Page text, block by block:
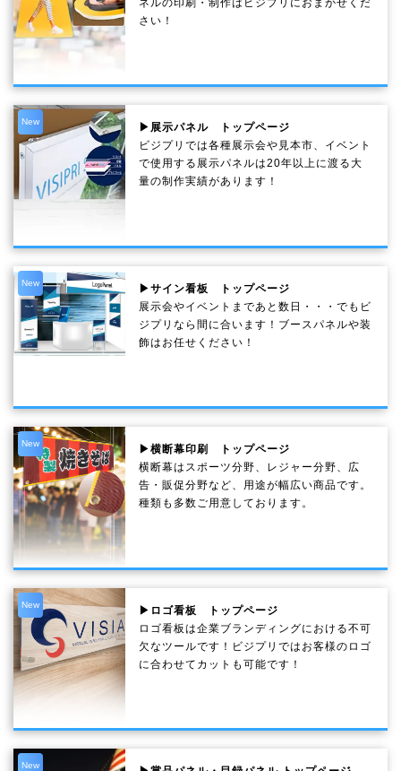
ネルの印刷・制作は ビジプリ におまかせくだ
さい！
New
▶展示パネル トップページ
ビジプリでは各種展示会や見本市、イベント
で使用する展示パネルは20年以上に渡る大
量の制作実績があります！
New
▶サイン看板 トップページ
展示会やイベントまであと数日・・・でもビ
ジプリなら間に合います！ブースパネルや装
飾はお任せください！
New
▶横断幕印刷 トップページ
横断幕はスポーツ分野、レジャー分野、広
告・販促分野など、用途が幅広い商品です。
種類も多数ご用意しております。
New
▶ロゴ看板 トップページ
ロゴ看板は企業ブランディングにおける不可
欠なツールです！ビジプリではお客様のロゴ
に合わせてカットも可能です！
New